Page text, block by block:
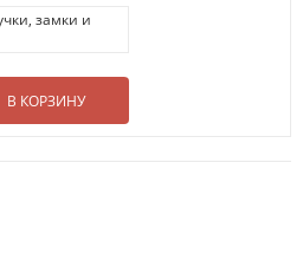
замки и
В КОРЗИНУ